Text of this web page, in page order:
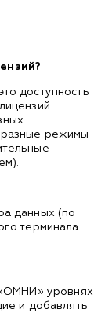
доступность
режимы
данных (по
терминала
уровнях
и добавлять